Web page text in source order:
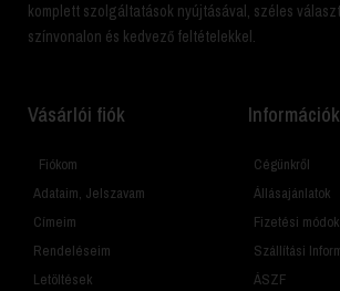
komplett szolgáltatások nyújtásával, széles
színvonalon és kedvező feltételekkel.
Vásárlói fiók
Fiókom
Adataim, Jelszavam
Címeim
Rendeléseim
Letöltések
Információk
Cégünkről
Állásajánlatok
Fizetési módok
Szállítási
ÁSZF